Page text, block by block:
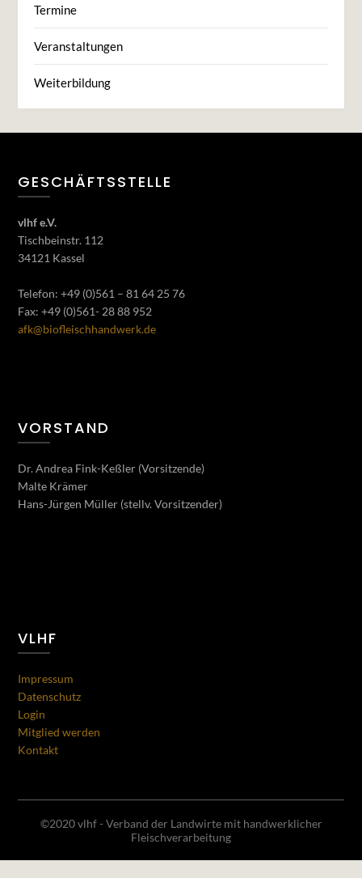
Termine
Veranstaltungen
Weiterbildung
GESCHÄFTSSTELLE
vlhf e.V.
Tischbeinstr. 112
34121 Kassel
Telefon: +49 (0)561 – 81 64 25 76
Fax: +49 (0)561- 28 88 952
afk@biofleischhandwerk.de
VORSTAND
Dr. Andrea Fink-Keßler (Vorsitzende)
Malte Krämer
Hans-Jürgen Müller (stellv. Vorsitzender)
VLHF
Impressum
Datenschutz
Login
Mitglied werden
Kontakt
©2020 vlhf - Verband der Landwirte mit handwerklicher
Fleischverarbeitung